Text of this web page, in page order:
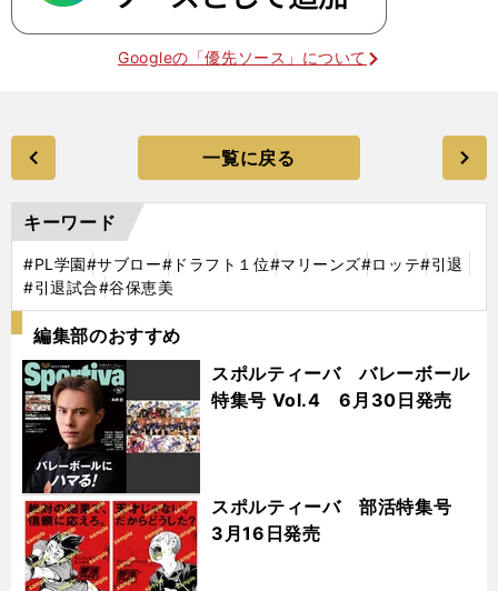
Googleの「優先ソース」について
一覧に戻る
キーワード
#PL学園#サブロー#ドラフト１位#マリーンズ#ロッテ#引退
#引退試合#谷保恵美
編集部のおすすめ
スポルティーバ バレーボール
特集号 Vol.4 6月30日発売
スポルティーバ 部活特集号
3月16日発売